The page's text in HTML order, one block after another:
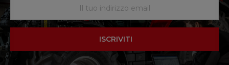
ISCRIVITI